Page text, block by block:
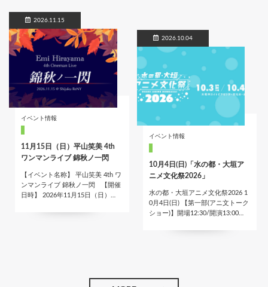
2026.11.15
イベント情報
11月15日（日）平山笑美 4th
ワンマンライブ 錦秋ノ一閃
【イベント名称】 平山笑美 4th ワ
ンマンライブ 錦秋ノ一閃 【開催
日時】 2026年11月15日（日）…
2026.10.04
イベント情報
10月4日(日)「水の都・大垣ア
ニメ文化祭2026」
水の都・大垣アニメ文化祭2026 1
0月4日(日) 【第一部(アニ文トーク
ショー)】開場12:30/開演13:00…